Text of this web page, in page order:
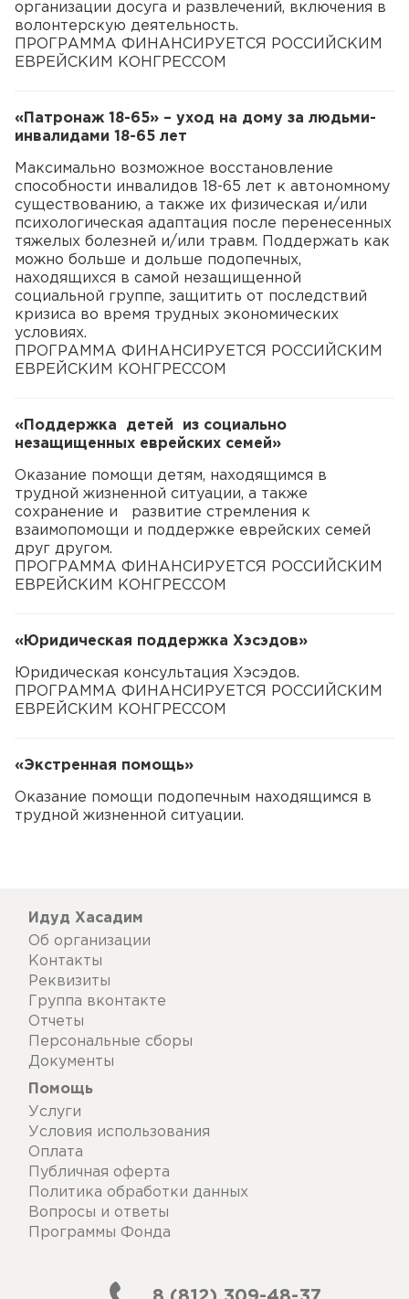
организации досуга и развлечений, включения в
волонтерскую деятельность.
ПРОГРАММА ФИНАНСИРУЕТСЯ РОССИЙСКИМ
ЕВРЕЙСКИМ КОНГРЕССОМ
«Патронаж 18-65» – уход на дому за людьми-
инвалидами 18-65 лет
Максимально возможное восстановление
способности инвалидов 18-65 лет к автономному
существованию, а также их физическая и/или
психологическая адаптация после перенесенных
тяжелых болезней и/или травм. Поддержать как
можно больше и дольше подопечных,
находящихся в самой незащищенной
социальной группе, защитить от последствий
кризиса во время трудных экономических
условиях.
ПРОГРАММА ФИНАНСИРУЕТСЯ РОССИЙСКИМ
ЕВРЕЙСКИМ КОНГРЕССОМ
«Поддержка детей из социально
незащищенных еврейских семей»
Оказание помощи детям, находящимся в
трудной жизненной ситуации, а также
сохранение и развитие стремления к
взаимопомощи и поддержке еврейских семей
друг другом.
ПРОГРАММА ФИНАНСИРУЕТСЯ РОССИЙСКИМ
ЕВРЕЙСКИМ КОНГРЕССОМ
«Юридическая поддержка Хэсэдов»
Юридическая консультация Хэсэдов.
ПРОГРАММА ФИНАНСИРУЕТСЯ РОССИЙСКИМ
ЕВРЕЙСКИМ КОНГРЕССОМ
«Экстренная помощь»
Оказание помощи подопечным находящимся в
трудной жизненной ситуации.
Идуд Хасадим
Об организации
Контакты
Реквизиты
Группа вконтакте
Отчеты
Персональные сборы
Документы
Помощь
Услуги
Условия использования
Оплата
Публичная оферта
Политика обработки данных
Вопросы и ответы
Программы Фонда